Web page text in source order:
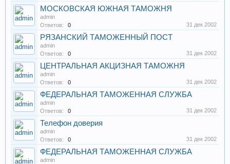
МОСКОВСКАЯ ЮЖНАЯ ТАМОЖНЯ
admin
Ответов:
0 31 дек 2002
РЯЗАНСКИЙ ТАМОЖЕННЫЙ ПОСТ
admin
Ответов:
0 31 дек 2002
ЦЕНТРАЛЬНАЯ АКЦИЗНАЯ ТАМОЖНЯ
admin
Ответов:
0 31 дек 2002
ФЕДЕРАЛЬНАЯ ТАМОЖЕННАЯ СЛУЖБА
admin
Ответов:
0 31 дек 2002
Телефон доверия
admin
Ответов:
0 31 дек 2002
ФЕДЕРАЛЬНАЯ ТАМОЖЕННАЯ СЛУЖБА
admin